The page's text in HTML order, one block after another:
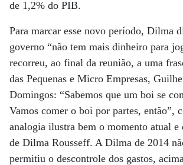
de 1,2% do PIB.
Para marcar esse novo período, Dilma
governo “não tem mais dinheiro para
recorreu, ao final da reunião, a uma
das Pequenas e Micro Empresas,
Domingos: “Sabemos que um boi se
Vamos comer o boi por partes, então”,
analogia ilustra bem o momento atual
de Dilma Rousseff. A Dilma de 2014
permitiu o descontrole dos gastos,